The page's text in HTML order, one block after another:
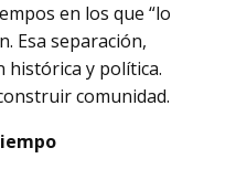
en los que “lo
Esa separación,
histórica y política.
comunidad.